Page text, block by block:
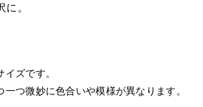
。
ズです。
つ微妙に色合いや模様が異なります。